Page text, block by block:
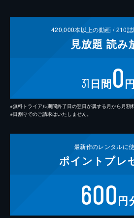
420,000本以上の動画 /210
見放題 読み
31 日間0円
※無料トライアル期間終了日の翌日が属する月から月額
※日割りでのご請求はいたしません。
最新作のレンタルに
ポイント プレ
600円